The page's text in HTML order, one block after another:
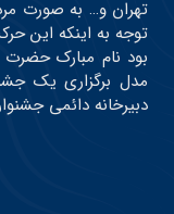
توجه به اینکه این
بود نام مبارک
مدل برگزاری یک
دبیرخانه دائمی